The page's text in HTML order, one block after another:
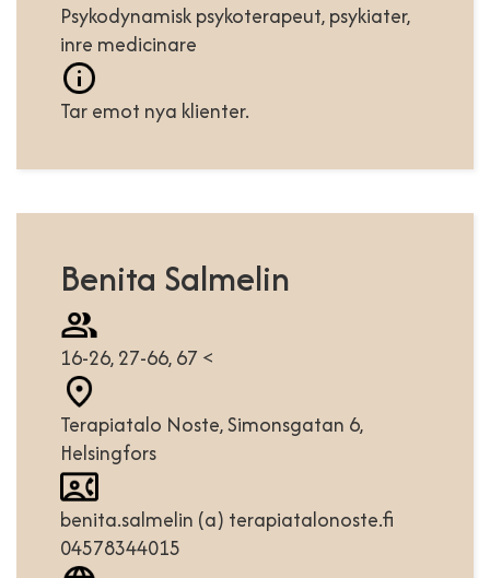
Psykodynamisk psykoterapeut, psykiater,
inre medicinare
Tar emot nya klienter.
Benita Salmelin
16-26, 27-66, 67 <
Terapiatalo Noste, Simonsgatan 6,
Helsingfors
benita.salmelin (a) terapiatalonoste.fi
04578344015